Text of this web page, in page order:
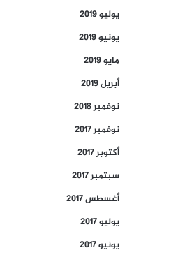
يوليو 2019
يونيو 2019
مايو 2019
أبريل 2019
نوفمبر 2018
نوفمبر 2017
أكتوبر 2017
سبتمبر 2017
أغسطس 2017
يوليو 2017
يونيو 2017